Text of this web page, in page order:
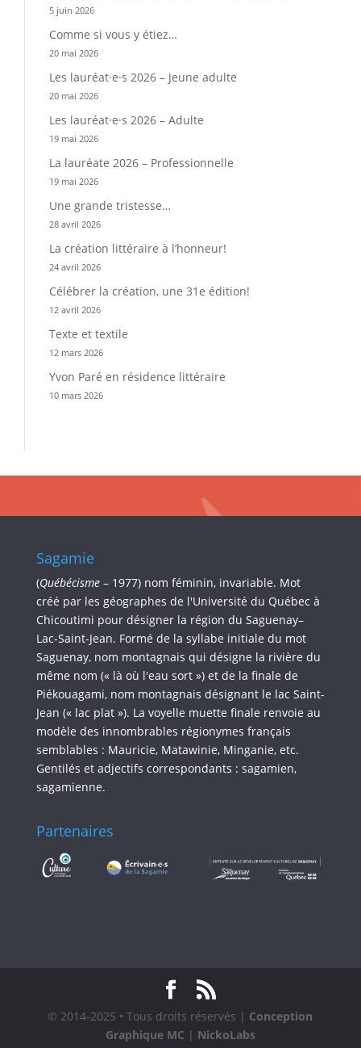
5 juin 2026
Comme si vous y étiez…
20 mai 2026
Les lauréat·e·s 2026 – Jeune adulte
20 mai 2026
Les lauréat·e·s 2026 – Adulte
19 mai 2026
La lauréate 2026 – Professionnelle
19 mai 2026
Une grande tristesse…
28 avril 2026
La création littéraire à l’honneur!
24 avril 2026
Célébrer la création, une 31e édition!
12 avril 2026
Texte et textile
12 mars 2026
Yvon Paré en résidence littéraire
10 mars 2026
Sagamie
(Québécisme – 1977) nom féminin, invariable. Mot
créé par les géographes de l'Université du Québec à
Chicoutimi pour désigner la région du Saguenay–
Lac-Saint-Jean. Formé de la syllabe initiale du mot
Saguenay, nom montagnais qui désigne la rivière du
même nom (« là où l'eau sort ») et de la finale de
Piékouagami, nom montagnais désignant le lac Saint-
Jean (« lac plat »). La voyelle muette finale renvoie au
modèle des innombrables régionymes français
semblables : Mauricie, Matawinie, Minganie, etc.
Gentilés et adjectifs correspondants : sagamien,
sagamienne.
Partenaires
© 2014-2025 • Tous droits réservés | Conception
Graphique MC | NickoLabs